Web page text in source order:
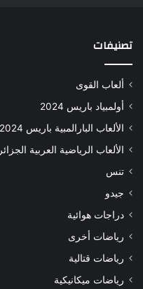
تصنيفات
ألعاب القوى
أولمبياد باريس 2024
الألعاب البارالمبية باريس 2024
الألعاب الرياضية العربية الجزائر 2023
تنس
جيدو
دراجات هوائية
رياضات أخرى
رياضات قتالية
رياضات ميكانيكية